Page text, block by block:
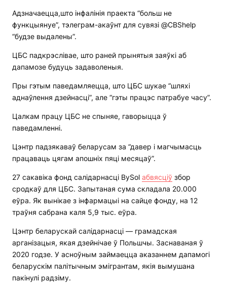
Адзначаецца,што інфалінія праекта “больш не
функцыянуе”, тэлеграм-акаўнт для сувязі @CBShelp
“будзе выдалены”.
ЦБС падкрэслівае, што раней прынятыя заяўкі аб
дапамозе будуць задаволеныя.
Пры гэтым паведамляецца, што ЦБС шукае “шляхі
аднаўлення дзейнасці”, але “гэты працэс патрабуе часу”.
Цалкам працу ЦБС не спыняе, гаворыцца ў
паведамленні.
Цэнтр падзякаваў беларусам за “давер і магчымасць
працаваць цягам апошніх пяці месяцаў”.
27 сакавіка фонд салідарнасці BySol абвясціў збор
сродкаў для ЦБС. Запытаная сума складала 20.000
еўра. Як вынікае з інфармацыі на сайце фонду, на 12
траўня сабрана каля 5,9 тыс. еўра.
Цэнтр беларускай салідарнасці — грамадская
арганізацыя, якая дзейнічае ў Польшчы. Заснаваная ў
2020 годзе. У асноўным займаецца аказаннем дапамогі
беларускім палітычным эмігрантам, якія вымушана
пакінулі радзіму.